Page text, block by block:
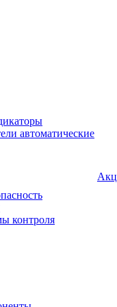
автоматические
контроля